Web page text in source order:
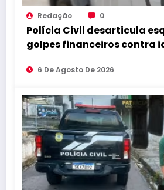
Redação 0
Polícia Civil desarticula
golpes financeiros contra
Sapé
6 De Agosto De 2026